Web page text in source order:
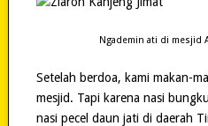
Ngademin ati di mesjid
Setelah berdoa, kami makan-
mesjid. Tapi karena nasi
nasi pecel daun jati di daerah